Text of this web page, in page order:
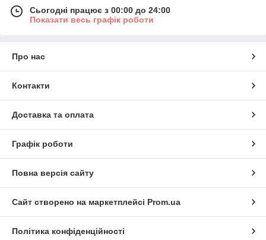
Сьогодні працює з 00:00 до 24:00
Показати весь графік роботи
Про нас
Контакти
Доставка та оплата
Графік роботи
Повна версія сайту
Сайт створено на маркетплейсі Prom.ua
Політика конфіденційності